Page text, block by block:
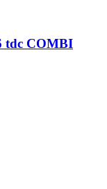
tdc COMBI